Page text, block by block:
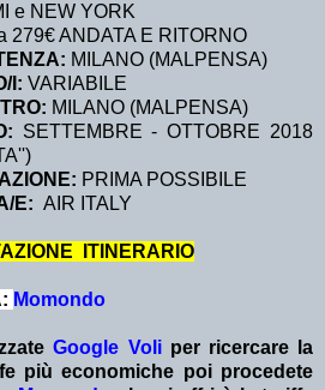
e NEW YORK
279€ ANDATA E RITORNO
MILANO (MALPENSA)
I: VARIABILE
MILANO (MALPENSA)
SETTEMBRE - OTTOBRE 2018
PRIMA POSSIBILE
E: AIR ITALY
ITINERARIO
Momondo
Google Voliper ricercare la
più economiche poi procedete